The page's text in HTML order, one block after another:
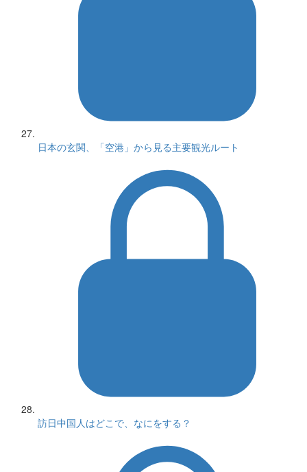
日本の玄関、「空港」から見る主要観光ルート
訪日中国人はどこで、なにをする？